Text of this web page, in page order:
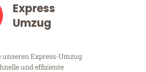
Express
Umzug
unseren Express-Umzug
und effiziente